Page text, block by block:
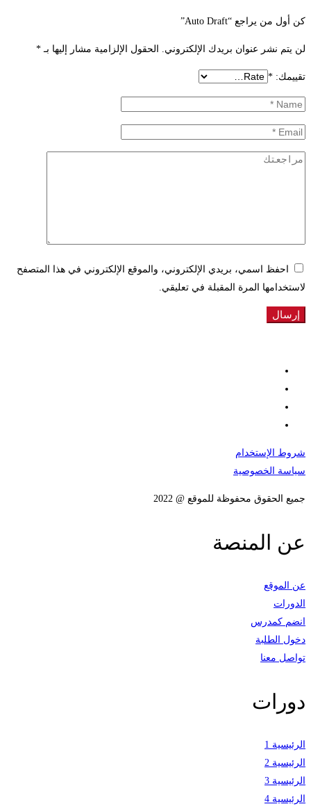
كن أول من يراجع “Auto Draft”
لن يتم نشر عنوان بريدك الإلكتروني. الحقول الإلزامية مشار إليها بـ *
تقييمك: *
احفظ اسمي، بريدي الإلكتروني، والموقع الإلكتروني في هذا المتصفح
لاستخدامها المرة المقبلة في تعليقي.
شروط الإستخدام
سياسة الخصوصية
جميع الحقوق محفوظة للموقع @ 2022
عن المنصة
عن الموقع
الدورات
انضم كمدرس
دخول الطلبة
تواصل معنا
دورات
الرئيسية 1
الرئيسية 2
الرئيسية 3
الرئيسية 4